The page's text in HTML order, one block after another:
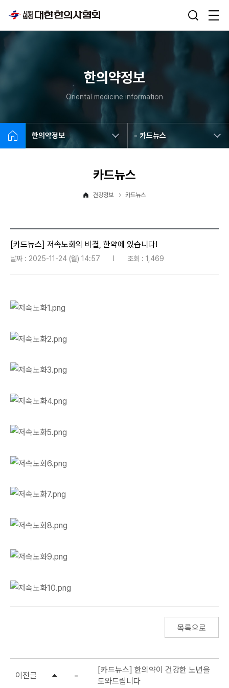
한의약정보
Oriental medicine information
한의약정보 - 카드뉴스
카드뉴스
건강정보 카드뉴스
[카드뉴스] 저속노화의 비결, 한약에 있습니다!
날짜 : 2025-11-24 (월) 14:57 조회 : 1,469
목록으로
이전글
[카드뉴스] 한의약이 건강한 노년을
도와드립니다